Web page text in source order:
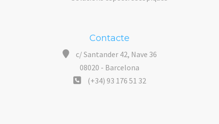
Contacte
c/ Santander 42, Nave 36
08020 - Barcelona
(+34) 93 176 51 32